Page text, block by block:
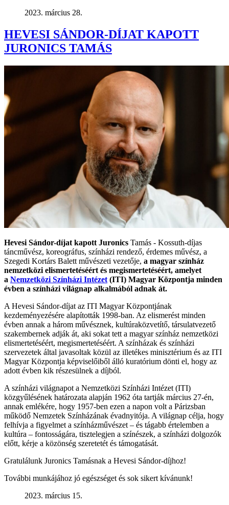
2023. március 28.
HEVESI SÁNDOR-DÍJAT KAPOTT
JURONICS TAMÁS
Hevesi Sándor-díjat kapott Juronics Tamás - Kossuth-díjas
táncművész, koreográfus, színházi rendező, érdemes művész, a
Szegedi Kortárs Balett művészeti vezetője, a magyar színház
nemzetközi elismertetéséért és megismertetéséért, amelyet
a Nemzetközi Színházi Intézet (ITI) Magyar Központja minden
évben a színházi világnap alkalmából adnak át.
A Hevesi Sándor-díjat az ITI Magyar Központjának
kezdeményezésére alapították 1998-ban. Az elismerést minden
évben annak a három művésznek, kultúraközvetítő, társulatvezető
szakembernek adják át, aki sokat tett a magyar színház nemzetközi
elismertetéséért, megismertetéséért. A színházak és színházi
szervezetek által javasoltak közül az illetékes minisztérium és az ITI
Magyar Központja képviselőiből álló kuratórium dönti el, hogy az
adott évben kik részesülnek a díjból.
A színházi világnapot a Nemzetközi Színházi Intézet (ITI)
közgyűlésének határozata alapján 1962 óta tartják március 27-én,
annak emlékére, hogy 1957-ben ezen a napon volt a Párizsban
működő Nemzetek Színházának évadnyitója. A világnap célja, hogy
felhívja a figyelmet a színházművészet – és tágabb értelemben a
kultúra – fontosságára, tisztelegjen a színészek, a színházi dolgozók
előtt, kérje a közönség szeretetét és támogatását.
Gratulálunk Juronics Tamásnak a Hevesi Sándor-díjhoz!
További munkájához jó egészséget és sok sikert kívánunk!
2023. március 15.